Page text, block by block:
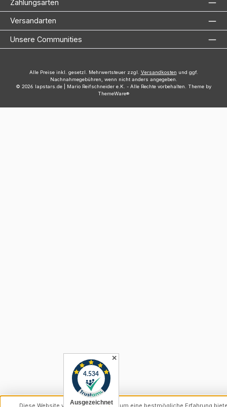
Zahlungsarten
Versandarten
Unsere Communities
Alle Preise inkl. gesetzl. Mehrwertsteuer zzgl. Versandkosten und ggf.
Nachnahmegebühren, wenn nicht anders angegeben.
© 2026 lapstars.de | Mario Reifschneider e.K. - Alle Rechte vorbehalten. Theme by
ThemeWare®
✕
Diese Website verwendet Cookies, um eine bestmögliche Erfahrung